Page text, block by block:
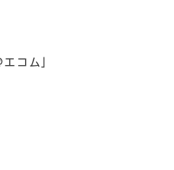
コム」